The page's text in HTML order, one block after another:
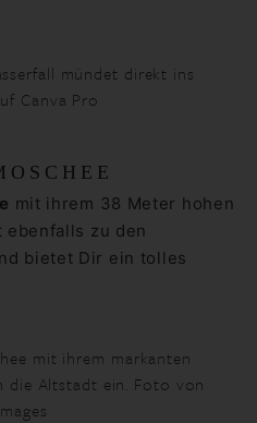
mündet direkt ins
Canva Pro
mit ihrem 38 Meter hohen
ebenfalls zu den
bietet Dir ein tolles
mit ihrem markanten
Altstadt ein. Foto von